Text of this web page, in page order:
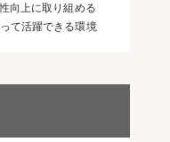
向上に取り組める
て活躍できる環境